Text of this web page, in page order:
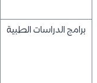
برامج الدراسات الطبية